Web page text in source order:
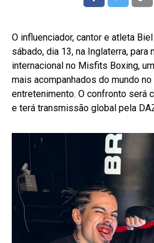
O influenciador, cantor e atleta
sábado, dia 13, na Inglaterra,
internacional no Misfits Boxing,
mais acompanhados do mundo
entretenimento. O confronto será
e terá transmissão global pela